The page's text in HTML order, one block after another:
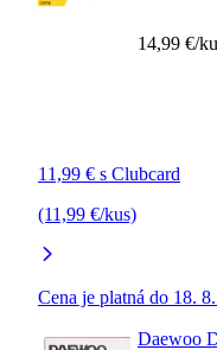
11,99 € s Clubcard
(11,99 €/kus)
Cena je platná do 18.
14,99 €/
Daewoo